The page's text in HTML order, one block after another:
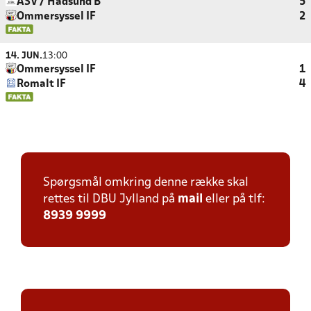
ASV / Hadsund B
5
Ommersyssel IF
2
14. JUN.13:00
Ommersyssel IF
1
Romalt IF
4
Spørgsmål omkring denne række skal
rettes til DBU Jylland på mail eller på tlf:
8939 9999